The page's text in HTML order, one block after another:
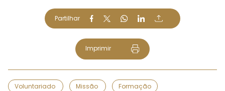
Partilhar
Imprimir
Voluntariado Missão Formação